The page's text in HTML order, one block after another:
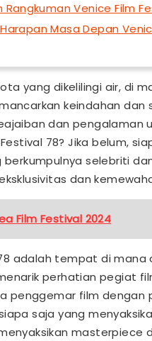
Venice Film
Masa Depan
yang dikelilingi air, di
keindahan dan
dan pengalaman
78? Jika belum,
berkumpulnya selebriti
dan
Film Festival 2024
adalah tempat di
perhatian pegiat
penggemar film dengan
saja yang
masterpiece